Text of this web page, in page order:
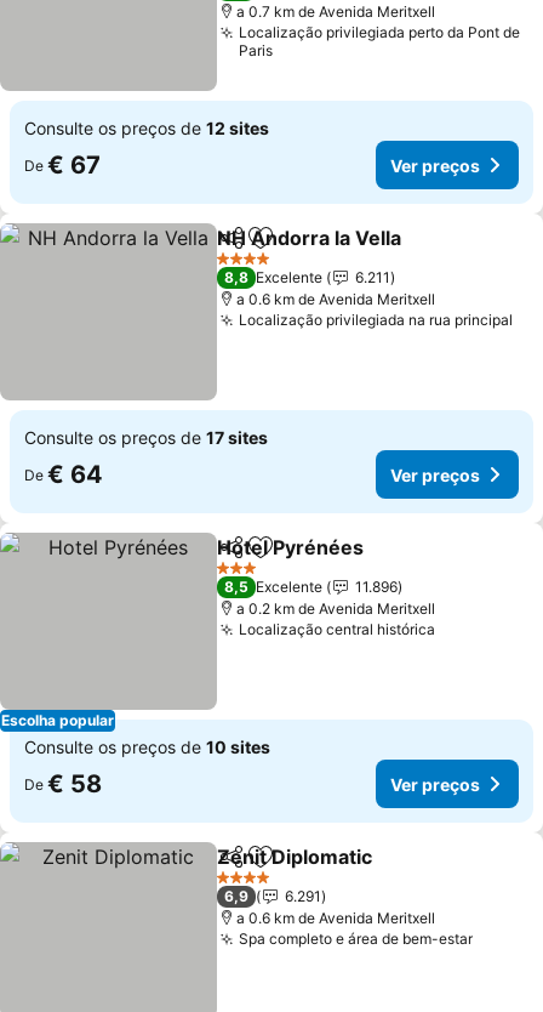
a 0.7 km de Avenida Meritxell
Localização privilegiada perto da Pont de
Paris
Consulte os preços de 12 sites
De € 67 Ver preços
PartilharAdicionar aos favoritos
NH Andorra la Vella
4 Estrelas
8,8 Excelente
6.211
a 0.6 km de Avenida Meritxell
Localização privilegiada na rua principal
Consulte os preços de 17 sites
De € 64 Ver preços
Escolha popular
PartilharAdicionar aos favoritos
Hotel Pyrénées
3 Estrelas
8,5 Excelente
11.896
a 0.2 km de Avenida Meritxell
Localização central histórica
Consulte os preços de 10 sites
De € 58 Ver preços
PartilharAdicionar aos favoritos
Zenit Diplomatic
4 Estrelas
6,9
6.291
a 0.6 km de Avenida Meritxell
Spa completo e área de bem-estarVer